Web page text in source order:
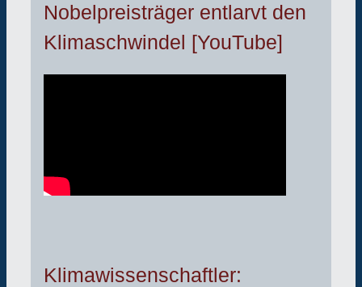
Nobelpreisträger entlarvt den
Klimaschwindel [YouTube]
Klimawissenschaftler: